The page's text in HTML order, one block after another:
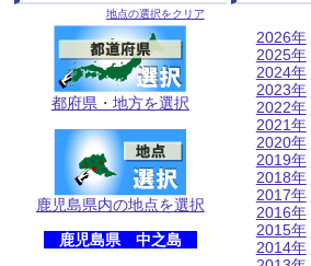
地点の選択をクリア
都府県・地方を選択
鹿児島県内の地点を選択
鹿児島県 中之島
2026年
2025年
2024年
2023年
2022年
2021年
2020年
2019年
2018年
2017年
2016年
2015年
2014年